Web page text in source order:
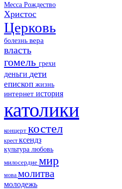
Месса Рождество
Христос
Церковь
болезнь вера
власть
гомель грехи
деньги дети
епископ жизнь
интернет история
католики
концерт костел
крест ксендз
культура любовь
милосердие мир
мова молитва
молодежь